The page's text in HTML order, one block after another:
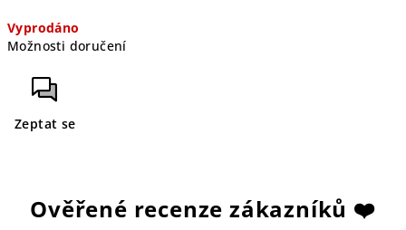
cena:
Vyprodáno
Možnosti doručení
Zeptat se
Ověřené recenze zákazníků ❤️